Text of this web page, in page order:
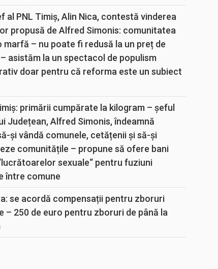
al PNL Timiș, Alin Nica, contestă vinderea
propusă de Alfred Simonis: comunitatea
marfă – nu poate fi redusă la un preț de
asistăm la un spectacol de populism
doar pentru că reforma este un subiect
primării cumpărate la kilogram – șeful
Județean, Alfred Simonis, îndeamnă
și vândă comunele, cetățenii și să-și
comunitățile – propune să ofere bani
sexuale“ pentru fuziuni
între comune
se acordă compensații pentru zboruri
– 250 de euro pentru zboruri de până la